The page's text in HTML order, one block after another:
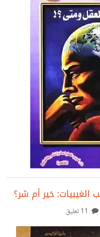
الغيبيات: خير أم شر؟